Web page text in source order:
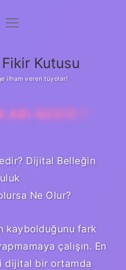
Anasayfa
Uyarı
menüyü
Kutusu
ilham veren tüyolar!
ADI NEDIR ?
Dijital Belleğin
Ne Olur?
kaybolduğunu fark
çalışın. En
dijital bir ortamda